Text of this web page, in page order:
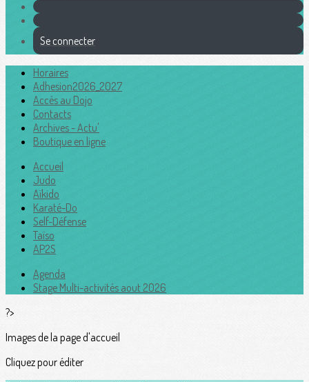
Se connecter
Horaires
Adhesion2026_2027
Accès au Dojo
Contacts
Archives - Actu'
Boutique en ligne
Accueil
Judo
Aïkido
Karaté-Do
Self-Défense
Taïso
AP2S
Agenda
Stage Multi-activités aout 2026
?>
Images de la page d'accueil
Cliquez pour éditer